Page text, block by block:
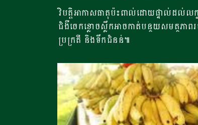
វិបត្តិអាកាសធាតុប៉ះពាល់ដោយផ្ទាល់ដល់
ជំងឺចេកខ្លោចស្លឹកអាចកាត់បន្ថយសមត្ថភ
ប្រក្រតី និងទឹកជំនន់៕